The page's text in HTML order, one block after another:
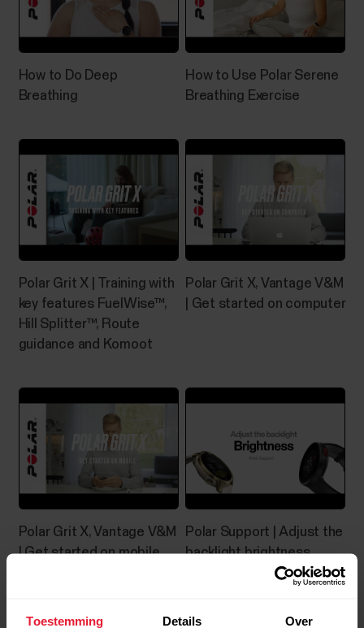
Toestemming Details Over
How to Do Deep
Breathing
How to Use Polar Serene
Breathing Exercise
Polar Grit X | Training with
key features FuelWise™,
Hill Splitter™, Route
guidance and Komoot
Polar Grit X, Vantage V&M
| Get started on computer
Polar Grit X, Vantage V&M
| Get started on mobile
Polar Support | Adjust the
backlight brightness